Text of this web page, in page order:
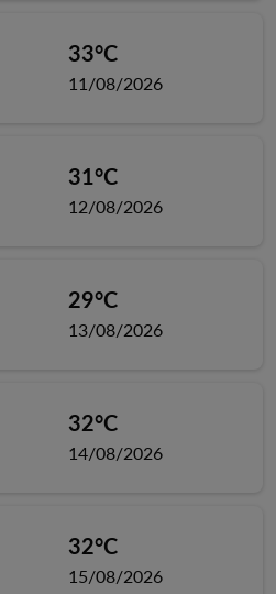
33°C
11/08/2026
31°C
12/08/2026
29°C
13/08/2026
32°C
14/08/2026
32°C
15/08/2026